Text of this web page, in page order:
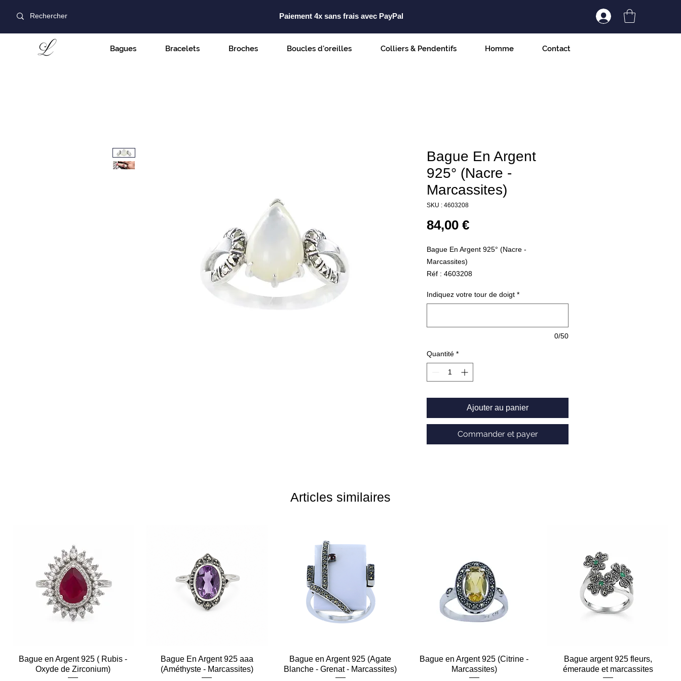
Paiement 4x sans frais avec PayPal Connexion/
Bagues Bracelets Broches Boucles d'oreilles Colliers & Pendentifs Homme Contact
Bague En Argent
925° (Nacre -
Marcassites)
SKU : 4603208
84,00 €Prix
Bague En Argent 925° (Nacre -
Marcassites)
Réf : 4603208
Indiquez votre tour de doigt *
0/50
Quantité *
Ajouter au panier
Commander et payer
Articles similaires
Aperçu rapide
Bague en Argent 925 ( Rubis -
Oxyde de Zirconium)
Aperçu rapide
Bague En Argent 925 aaa
(Améthyste - Marcassites)
Aperçu rapide
Bague en Argent 925 (Agate
Blanche - Grenat - Marcassites)
Aperçu rapide
Bague en Argent 925 (Citrine -
Marcassites)
Aperçu rapide
Bague argent 925 fleurs,
émeraude et marcassites